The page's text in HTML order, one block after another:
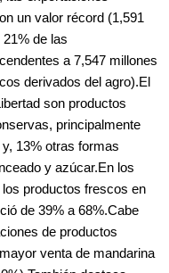
un valor récord (1,591
de las
a 7,547 millones
derivados del agro).El
son productos
principalmente
13% otras formas
y azúcar.En los
productos frescos en
de 39% a 68%.Cabe
de productos
venta de mandarina